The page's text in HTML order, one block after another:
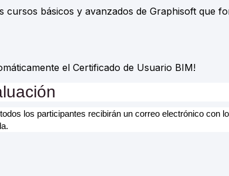
básicos y avanzados de Graphisoft que
el Certificado de Usuario BIM!
los participantes recibirán un correo electrónico con